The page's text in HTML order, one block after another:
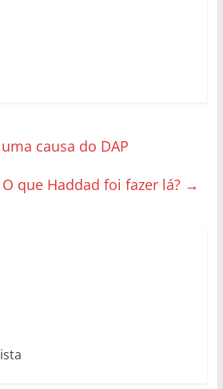
causa do DAP
O que Haddad foi fazer lá? →